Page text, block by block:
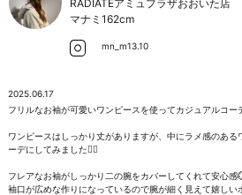
RADIATEアミュプラザおおいた店
マナミ 162cm
mn_m13.10
2025.06.17
フリルなお袖が可愛いワンピースを使ってカジュアルコー
ワンピースはしっかり丈がありますが、中にラメ感のある
ーデにしてみました🧚‍♀️
フレアなお袖がしっかり二の腕をカバーしてくれて安心感
袖口が広めな作りになっているので腕が細く見えて嬉しい